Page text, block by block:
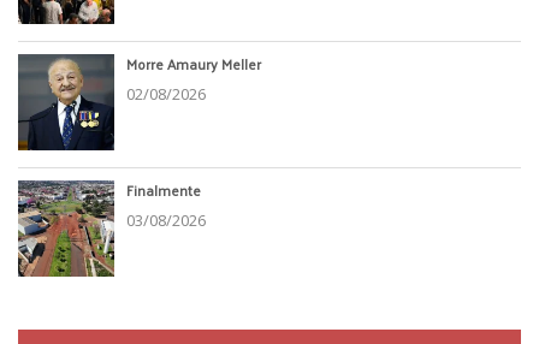
Morre Amaury Meller
02/08/2026
Finalmente
03/08/2026